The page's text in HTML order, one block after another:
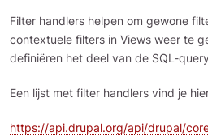
Filter handlers helpen om gewone
contextuele filters in Views weer te
definiëren het deel van de SQL-
Een lijst met filter handlers vind je
https://api.drupal.org/api/drupal/